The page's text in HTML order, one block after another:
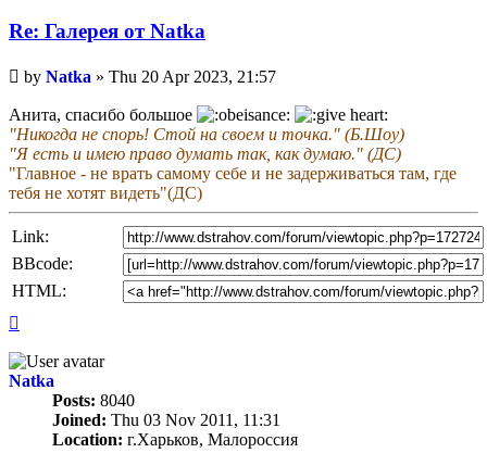
Re: Галерея от Natka
Unread
post
by Natka » Thu 20 Apr 2023, 21:57
Анита, спасибо большое
"Никогда не спорь! Стой на своем и точка." (Б.Шоу)
"Я есть и имею право думать так, как думаю." (ДС)
"Главное - не врать самому себе и не задерживаться там, где
тебя не хотят видеть"(ДС)
Link:
BBcode:
HTML:
Natka
Posts: 8040
Joined: Thu 03 Nov 2011, 11:31
Location: г.Харьков, Малороссия